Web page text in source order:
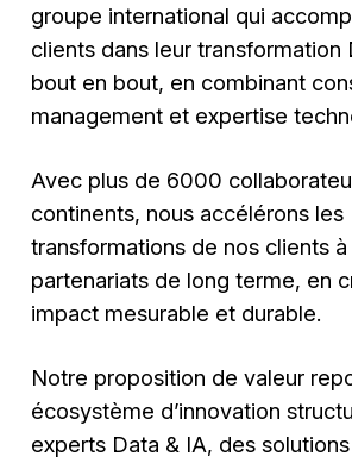
groupe international qui
clients dans leur transformation
bout en bout, en combinant
management et expertise
Avec plus de 6000
continents, nous accélérons les
transformations de nos clients
partenariats de long terme, en
impact mesurable et durable.
Notre proposition de valeur
écosystème d’innovation
experts Data & IA, des